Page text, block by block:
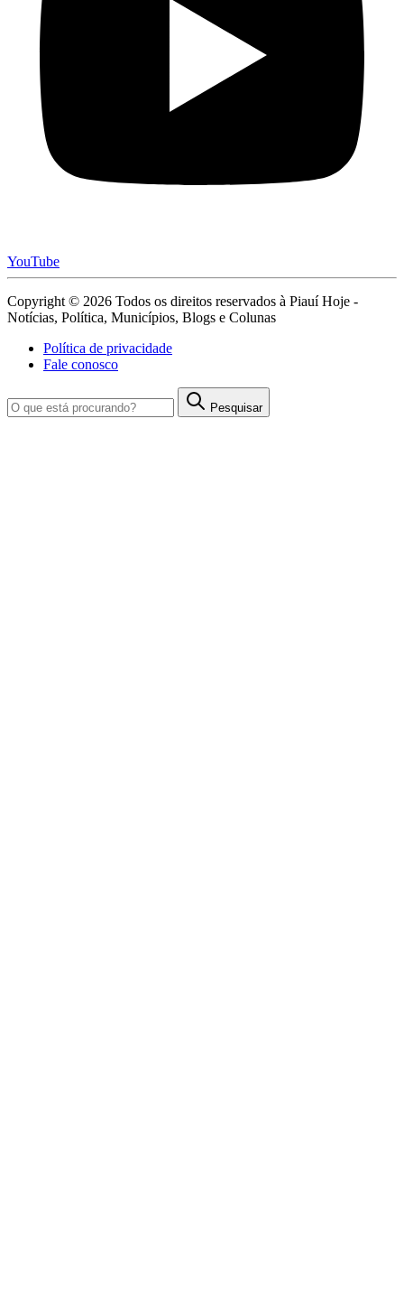
YouTube
Copyright © 2026 Todos os direitos reservados à Piauí Hoje -
Notícias, Política, Municípios, Blogs e Colunas
Política de privacidade
Fale conosco
Pesquisar